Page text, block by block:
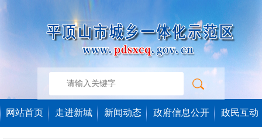
网站首页 走进新城 新闻动态 政府信息公开 政民互动